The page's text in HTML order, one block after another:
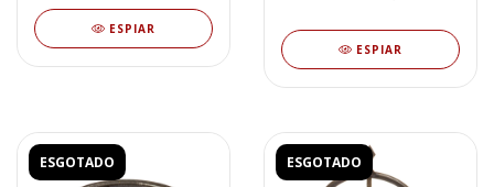
ESPIAR
ESPIAR
ESGOTADO ESGOTADO